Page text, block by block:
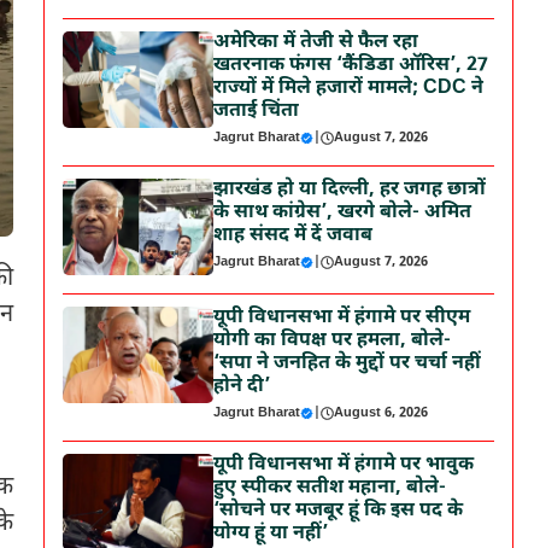
अमेरिका में तेजी से फैल रहा
खतरनाक फंगस ‘कैंडिडा ऑरिस’, 27
राज्यों में मिले हजारों मामले; CDC ने
जताई चिंता
Jagrut Bharat | August 7, 2026
झारखंड हो या दिल्ली, हर जगह छात्रों
के साथ कांग्रेस’, खरगे बोले- अमित
शाह संसद में दें जवाब
Jagrut Bharat | August 7, 2026
यूपी विधानसभा में हंगामे पर सीएम
योगी का विपक्ष पर हमला, बोले-
‘सपा ने जनहित के मुद्दों पर चर्चा नहीं
होने दी’
Jagrut Bharat | August 6, 2026
यूपी विधानसभा में हंगामे पर भावुक
हुए स्पीकर सतीश महाना, बोले-
‘सोचने पर मजबूर हूं कि इस पद के
योग्य हूं या नहीं’